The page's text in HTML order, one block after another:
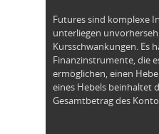
Futures sind komplexe
unterliegen
Kursschwankungen. Es
Finanzinstrumente, die
ermöglichen, einen
eines Hebels beinhaltet
Gesamtbetrag des